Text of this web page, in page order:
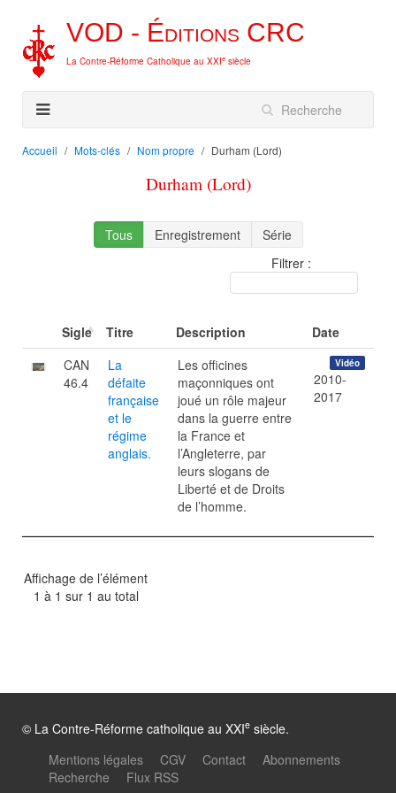
VOD - Éditions CRC
La Contre-Réforme Catholique au XXIe siècle
Accueil Mots-clés Nom propre Durham (Lord)
Durham (Lord)
Tous Enregistrement
Série
Filtrer :
Sigle Titre Description
Date
CAN
46.4
La
défaite
française
et le
régime
anglais.
Les officines
maçonniques ont
joué un rôle majeur
dans la guerre entre
la France et
l’Angleterre, par
leurs slogans de
Liberté et de Droits
de l’homme.
Vidéo
2010-
2017
Affichage de l’élément
1 à 1 sur 1 au total
© La Contre-Réforme catholique au XXIe siècle.
Mentions légales
CGV Contact
Abonnements
Recherche
Flux RSS